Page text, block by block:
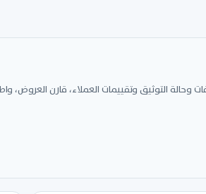
التوثيق وتقييمات العملاء، قارن العروض،